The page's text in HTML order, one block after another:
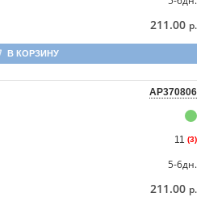
211.00 р.
В КОРЗИНУ
AP370806
11 (3)
5-6дн.
211.00 р.